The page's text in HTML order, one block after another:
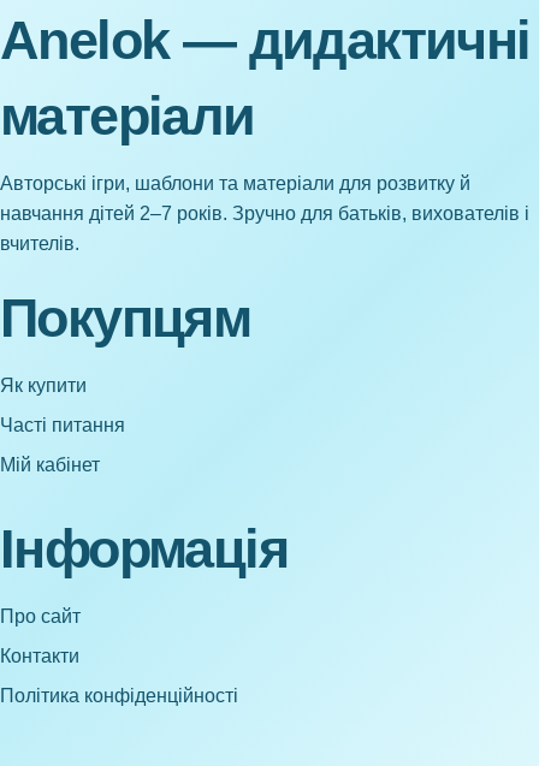
Anelok — дидактичні
матеріали
Авторські ігри, шаблони та матеріали для розвитку й
навчання дітей 2–7 років. Зручно для батьків, вихователів і
вчителів.
Покупцям
Як купити
Часті питання
Мій кабінет
Інформація
Про сайт
Контакти
Політика конфіденційності